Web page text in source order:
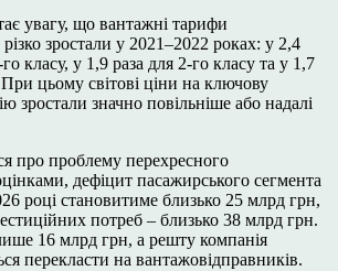
увагу, що вантажні тарифи
зростали у 2021–2022 роках: у 2,4
класу, у 1,9 раза для 2-го класу та у 1,7
При цьому світові ціни на ключову
зростали значно повільніше або надалі
про проблему перехресного
дефіцит пасажирського сегмента
році становитиме близько 25 млрд грн,
потреб – близько 38 млрд грн.
16 млрд грн, а решту компанія
перекласти на вантажовідправників.